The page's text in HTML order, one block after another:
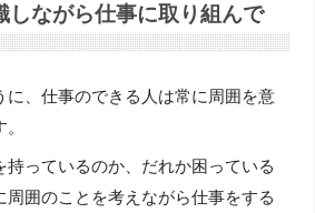
ながら仕事に取り組んで
に、仕事のできる人は常に周囲を意
持っているのか、だれか困っている
周囲のことを考えながら仕事をする